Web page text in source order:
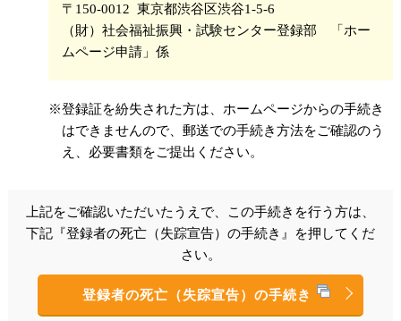
〒150-0012 東京都渋谷区渋谷1-5-6
（財）社会福祉振興・試験センター登録部 「ホー
ムページ申請」係
※登録証を紛失された方は、ホームページからの手続き
はできませんので、郵送での手続き方法をご確認のう
え、必要書類をご提出ください。
上記をご確認いただいたうえで、この手続きを行う方は、
下記『登録者の死亡（失踪宣告）の手続き』を押してくだ
さい。
登録者の死亡（失踪宣告）の手続き